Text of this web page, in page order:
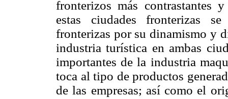
fronterizos más contrastantes
estas ciudades fronterizas
fronterizas por su dinamismo y
industria turística en ambas
importantes de la industria
toca al tipo de productos
de las empresas; así como el